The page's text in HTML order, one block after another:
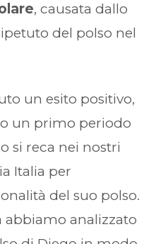
, causata dallo
del polso nel
un esito positivo,
un primo periodo
si reca nei nostri
Italia per
del suo polso.
abbiamo analizzato